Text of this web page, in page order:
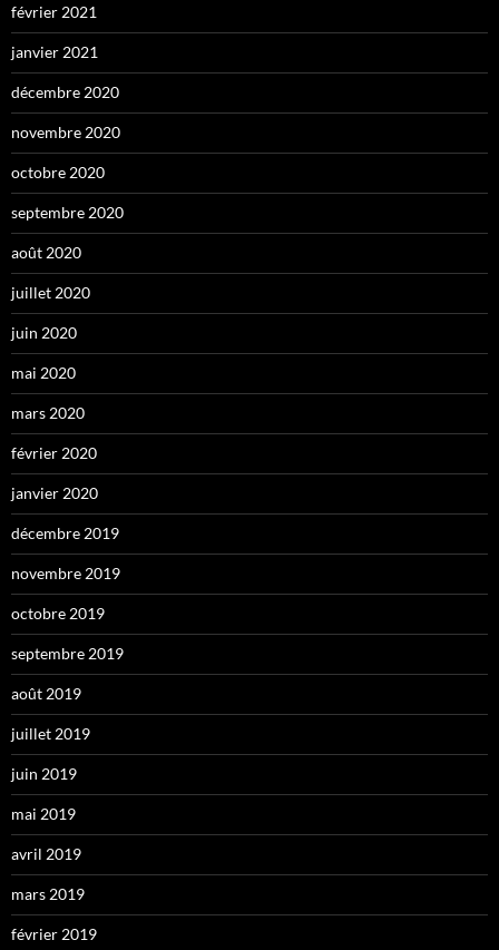
février 2021
janvier 2021
décembre 2020
novembre 2020
octobre 2020
septembre 2020
août 2020
juillet 2020
juin 2020
mai 2020
mars 2020
février 2020
janvier 2020
décembre 2019
novembre 2019
octobre 2019
septembre 2019
août 2019
juillet 2019
juin 2019
mai 2019
avril 2019
mars 2019
février 2019